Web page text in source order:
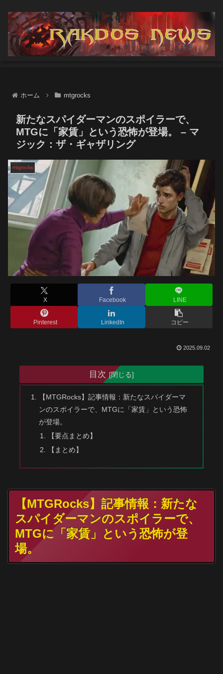
ホーム mtgrocks
新たなスパイダーマンのスポイラーで、
MTGに「家賃」という恐怖が登場。 – マ
ジック：ザ・ギャザリング
mtgrocks
X Facebook LINE
Pinterest LinkedIn コピー
2025.09.02
目次
【MTGRocks】記事情報：新たなスパイダーマ
ンのスポイラーで、MTGに「家賃」という恐怖
が登場。
【要点まとめ】
【まとめ】
【MTGRocks】記事情報：新たな
スパイダーマンのスポイラーで、
MTGに「家賃」という恐怖が登
場。